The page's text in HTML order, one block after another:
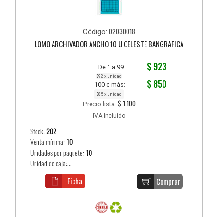
Código: 02030018
LOMO ARCHIVADOR ANCHO 10 U CELESTE BANGRAFICA
De 1 a 99: $ 923
$92 x unidad
100 o más: $ 850
$85 x unidad
Precio lista:$ 1.100
IVA Incluido
Stock:202
Venta mínima: 10
Unidades por paquete: 10
Unidad de caja:...
Comprar
Ficha